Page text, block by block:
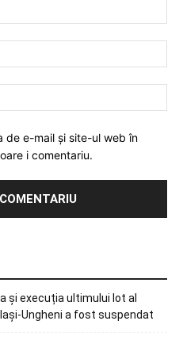
de e-mail și site-ul web în
i comentariu.
și execuția ultimului lot al
Ungheni a fost suspendat